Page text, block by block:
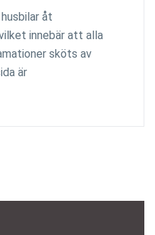
åt
innebär att alla
sköts av
är